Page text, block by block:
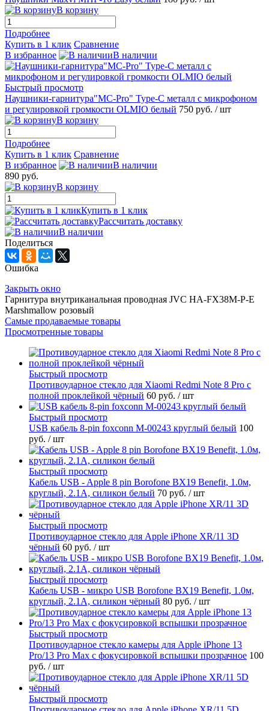
В корзину
Подробнее
Купить в 1 клик Сравнение
В избранное
В наличии
Быстрый просмотр
Наушники-гарнитура"MC-Pro" Type-C металл с микрофоном
и регулировкой громкости OLMIO белый 750 руб. / шт
В корзину
Подробнее
Купить в 1 клик Сравнение
В избранное
В наличии
890 руб.
В корзину
Купить в 1 клик
Рассчитать доставку
В наличии
Поделиться
Ошибка
Закрыть окно
Гарнитура внутриканальная проводная JVC HA-FX38M-P-E
Marshmallow розовый
Самые продаваемые товары
Просмотренные товары
Быстрый просмотр
Противоударное стекло для Xiaomi Redmi Note 8 Pro с
полной проклейкой чёрный 60 руб. / шт
Быстрый просмотр
USB кабель 8-pin foxconn M-00243 круглый белый 100
руб. / шт
Быстрый просмотр
Кабель USB - Apple 8 pin Borofone BX19 Benefit, 1.0м,
круглый, 2.1A, силикон белый 70 руб. / шт
Быстрый просмотр
Противоударное стекло для Apple iPhone XR/11 3D
чёрный 60 руб. / шт
Быстрый просмотр
Кабель USB - микро USB Borofone BX19 Benefit, 1.0м,
круглый, 2.1A, силикон чёрный 80 руб. / шт
Быстрый просмотр
Противоударное стекло камеры для Apple iPhone 13
Pro/13 Pro Max с фокусировкой вспышки прозрачное 100
руб. / шт
Быстрый просмотр